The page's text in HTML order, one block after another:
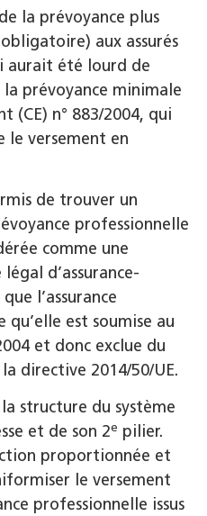
la prévoyance plus
aux assurés
aurait été lourd de
la prévoyance minimale
(CE) n° 883/2004, qui
le versement en
de trouver un
professionnelle
comme une
d’assurance-
l’assurance
est soumise au
et donc exclue du
directive 2014/50/UE.
structure du système
et de son 2e pilier.
proportionnée et
le versement
professionnelle issus